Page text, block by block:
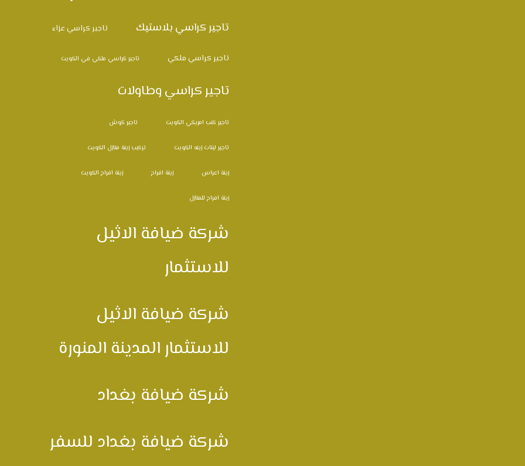
تاجير كراسي بلاستيك تاجير كراسي عزاء
تاجير كراسي ملكي تاجير كراسي ملكي في الكويت
تاجير كراسي وطاولات
تاجير كنب امريكي الكويت تاجير كوش
تاجير ليتات زينه الكويت تركيب زينة منازل الكويت
زينة اعراس زينة افراح زينة افراح الكويت
زينة افراح للمنازل
شركة ضيافة الاثيل
للاستثمار
شركة ضيافة الاثيل
للاستثمار المدينة المنورة
شركة ضيافة بغداد
شركة ضيافة بغداد للسفر